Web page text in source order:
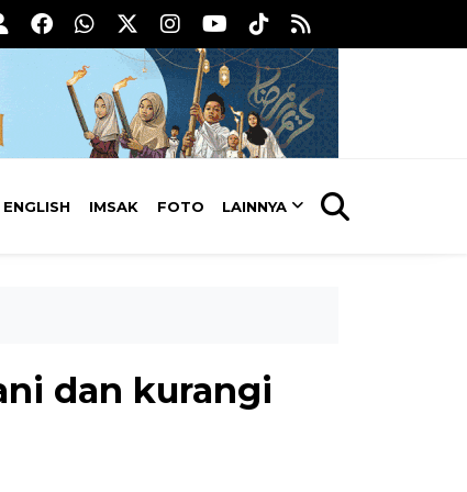
ENGLISH IMSAK FOTO LAINNYA
dan kurangi